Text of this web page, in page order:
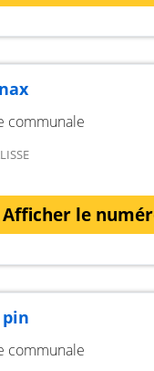
communale
le
pin
communale